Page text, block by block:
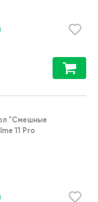
"Cмешные
11 Pro